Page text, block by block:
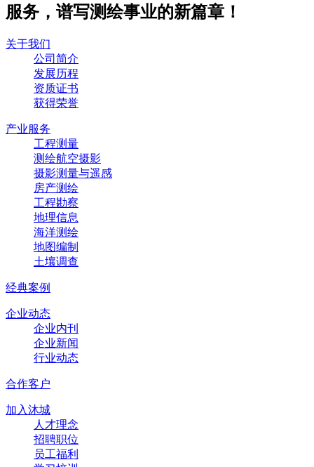
服务，谱写测绘事业的新篇章！
关于我们
公司简介
发展历程
资质证书
获得荣誉
产业服务
工程测量
测绘航空摄影
摄影测量与遥感
房产测绘
工程勘察
地理信息
海洋测绘
地图编制
土壤调查
经典案例
企业动态
企业内刊
企业新闻
行业动态
合作客户
加入沐城
人才理念
招聘职位
员工福利